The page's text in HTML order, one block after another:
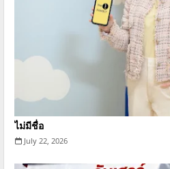
ไม่มีชื่อ
July 22, 2026